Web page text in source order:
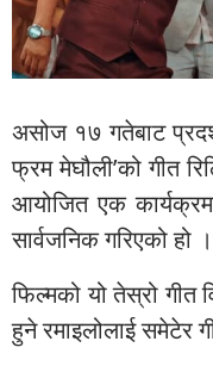
असोज १७ गतेबाट
फ्रम मेघौली’को गीत
आयोजित एक
सार्वजनिक गरिएको हो ।
फिल्मको यो तेस्रो गीत
हुने रमाइलोलाई समेटेर